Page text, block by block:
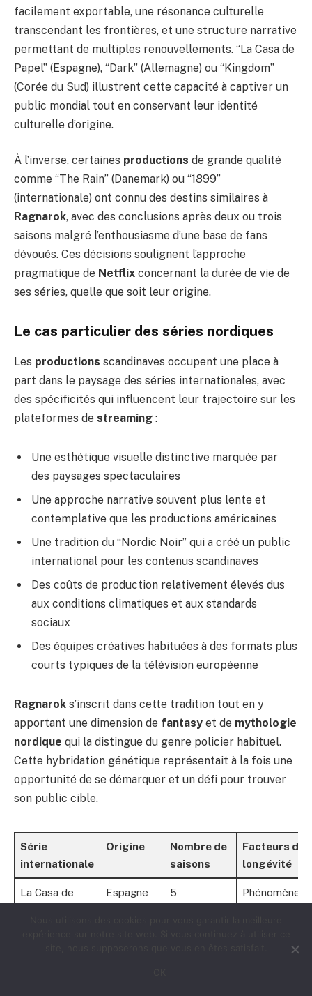
facilement exportable, une résonance culturelle
transcendant les frontières, et une structure narrative
permettant de multiples renouvellements. “La Casa de
Papel” (Espagne), “Dark” (Allemagne) ou “Kingdom”
(Corée du Sud) illustrent cette capacité à captiver un
public mondial tout en conservant leur identité
culturelle d’origine.
À l’inverse, certaines productions de grande qualité
comme “The Rain” (Danemark) ou “1899”
(internationale) ont connu des destins similaires à
Ragnarok, avec des conclusions après deux ou trois
saisons malgré l’enthousiasme d’une base de fans
dévoués. Ces décisions soulignent l’approche
pragmatique de Netflix concernant la durée de vie de
ses séries, quelle que soit leur origine.
Le cas particulier des séries nordiques
Les productions scandinaves occupent une place à
part dans le paysage des séries internationales, avec
des spécificités qui influencent leur trajectoire sur les
plateformes de streaming :
Une esthétique visuelle distinctive marquée par
des paysages spectaculaires
Une approche narrative souvent plus lente et
contemplative que les productions américaines
Une tradition du “Nordic Noir” qui a créé un public
international pour les contenus scandinaves
Des coûts de production relativement élevés dus
aux conditions climatiques et aux standards
sociaux
Des équipes créatives habituées à des formats plus
courts typiques de la télévision européenne
Ragnarok s’inscrit dans cette tradition tout en y
apportant une dimension de fantasy et de mythologie
nordique qui la distingue du genre policier habituel.
Cette hybridation génétique représentait à la fois une
opportunité de se démarquer et un défi pour trouver
son public cible.
Série
internationale
Origine
Nombre de
saisons
Facteurs de
longévité
La Casa de
Espagne 5
Phénomène